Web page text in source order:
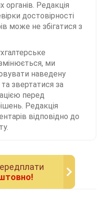
Редакція
достовірності
може не збігатися з
ми
наведену
звертатися за
перед
Редакція
відповідно до